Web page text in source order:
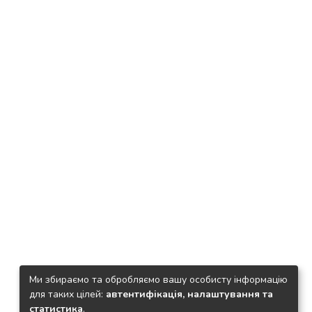
Ми збираємо та обробляємо вашу особисту інформацію
для таких цілей: автентифікація, налаштування та
статистика.